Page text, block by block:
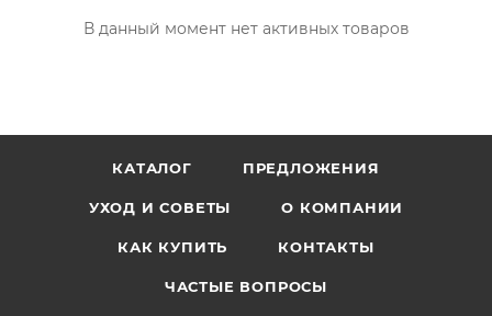
В данный момент нет активных товаров
КАТАЛОГ ПРЕДЛОЖЕНИЯ
УХОД И СОВЕТЫ О КОМПАНИИ
КАК КУПИТЬ КОНТАКТЫ
ЧАСТЫЕ ВОПРОСЫ